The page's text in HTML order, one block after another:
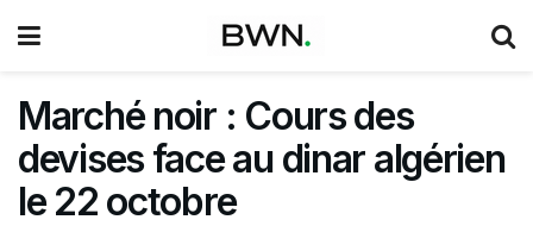
Marché noir : Cours des
devises face au dinar algérien
le 22 octobre